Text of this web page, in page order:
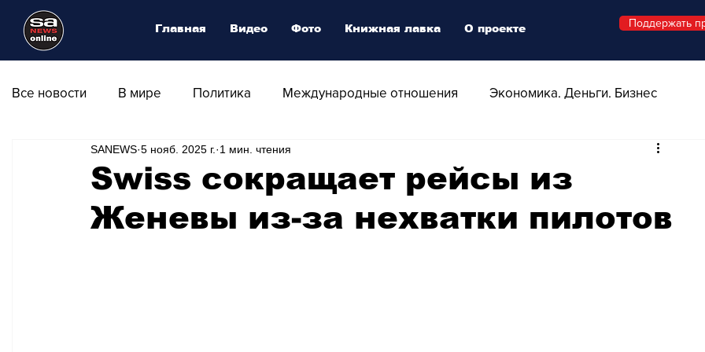
Все новости В мире Политика Международные отношения Экономика. Деньги. Бизнес
Общество Армия Аналитика
Транспорт Культура Магия искусства Swiss Афиша Стиль Стильный четверг
Swiss сокращает рейсы из
Женевы из-за нехватки пилотов
SANEWS 5 нояб. 2025 г. 1 мин. чтения
Главная Видео Фото Книжная лавка О проекте Поддержать